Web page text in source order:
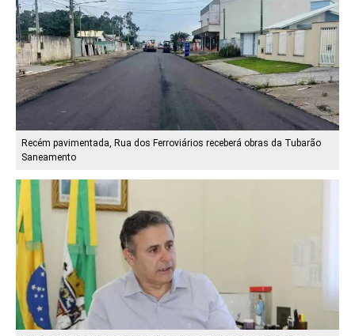
Recém pavimentada, Rua dos Ferroviários receberá obras da Tubarão
Saneamento